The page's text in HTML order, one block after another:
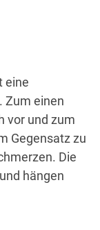
eine
Zum einen
vor und zum
Gegensatz zu
Die
hängen